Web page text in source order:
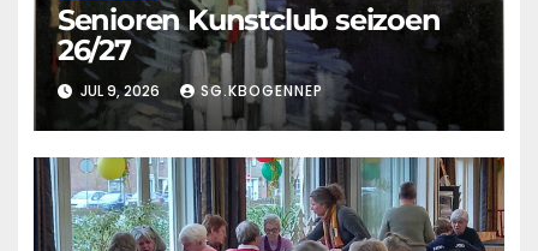
Senioren Kunstclub seizoen
26/27
JUL 9, 2026 SG.KBOGENNEP